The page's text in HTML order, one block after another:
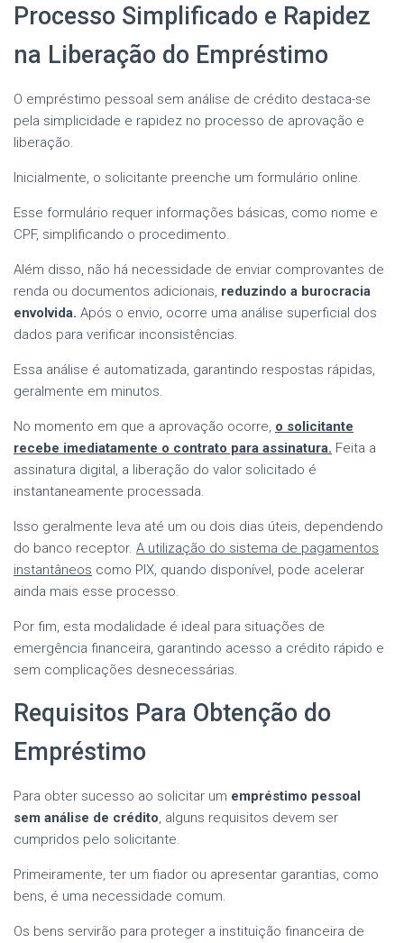
Processo Simplificado e Rapidez
na Liberação do Empréstimo
O empréstimo pessoal sem análise de crédito destaca-se
pela simplicidade e rapidez no processo de aprovação e
liberação.
Inicialmente, o solicitante preenche um formulário online.
Esse formulário requer informações básicas, como nome e
CPF, simplificando o procedimento.
Além disso, não há necessidade de enviar comprovantes de
renda ou documentos adicionais, reduzindo a burocracia
envolvida. Após o envio, ocorre uma análise superficial dos
dados para verificar inconsistências.
Essa análise é automatizada, garantindo respostas rápidas,
geralmente em minutos.
No momento em que a aprovação ocorre, o solicitante
recebe imediatamente o contrato para assinatura. Feita a
assinatura digital, a liberação do valor solicitado é
instantaneamente processada.
Isso geralmente leva até um ou dois dias úteis, dependendo
do banco receptor. A utilização do sistema de pagamentos
instantâneos como PIX, quando disponível, pode acelerar
ainda mais esse processo.
Por fim, esta modalidade é ideal para situações de
emergência financeira, garantindo acesso a crédito rápido e
sem complicações desnecessárias.
Requisitos Para Obtenção do
Empréstimo
Para obter sucesso ao solicitar um empréstimo pessoal
sem análise de crédito, alguns requisitos devem ser
cumpridos pelo solicitante.
Primeiramente, ter um fiador ou apresentar garantias, como
bens, é uma necessidade comum.
Os bens servirão para proteger a instituição financeira de